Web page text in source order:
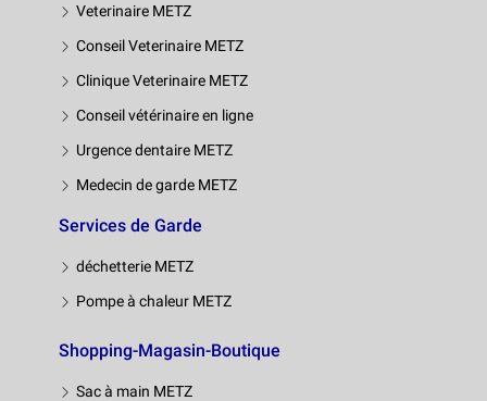
Veterinaire METZ
Conseil Veterinaire METZ
Clinique Veterinaire METZ
Conseil vétérinaire en ligne
Urgence dentaire METZ
Medecin de garde METZ
Services de Garde
déchetterie METZ
Pompe à chaleur METZ
Shopping-Magasin-Boutique
Sac à main METZ